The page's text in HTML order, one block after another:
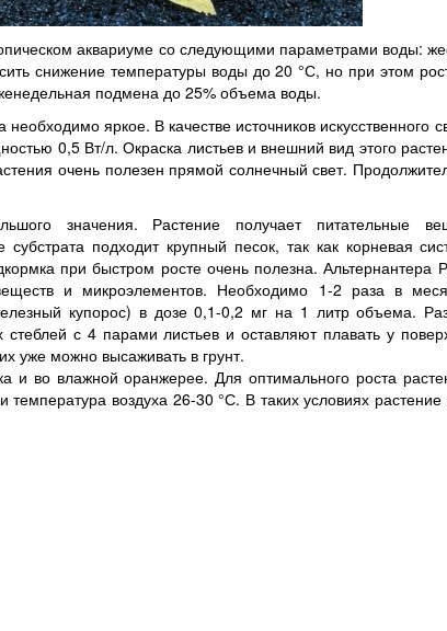
аквариуме со следующими параметрами воды:
снижение температуры воды до 20 °С, но при этом
подмена до 25% объема воды.
яркое. В качестве источников искусственного
0,5 Вт/л. Окраска листьев и внешний вид этого
очень полезен прямой солнечный свет.
значения. Растение получает питательные
субстрата подходит крупный песок, так как корневая
при быстром росте очень полезна. Альтернантера
веществ и микроэлементов. Необходимо 1-2 раза в
купорос) в дозе 0,1-0,2 мг на 1 литр объема.
стеблей с 4 парами листьев и оставляют плавать у
уже можно высаживать в грунт.
и во влажной оранжерее. Для оптимального роста
воздуха 26-30 °С. В таких условиях растение